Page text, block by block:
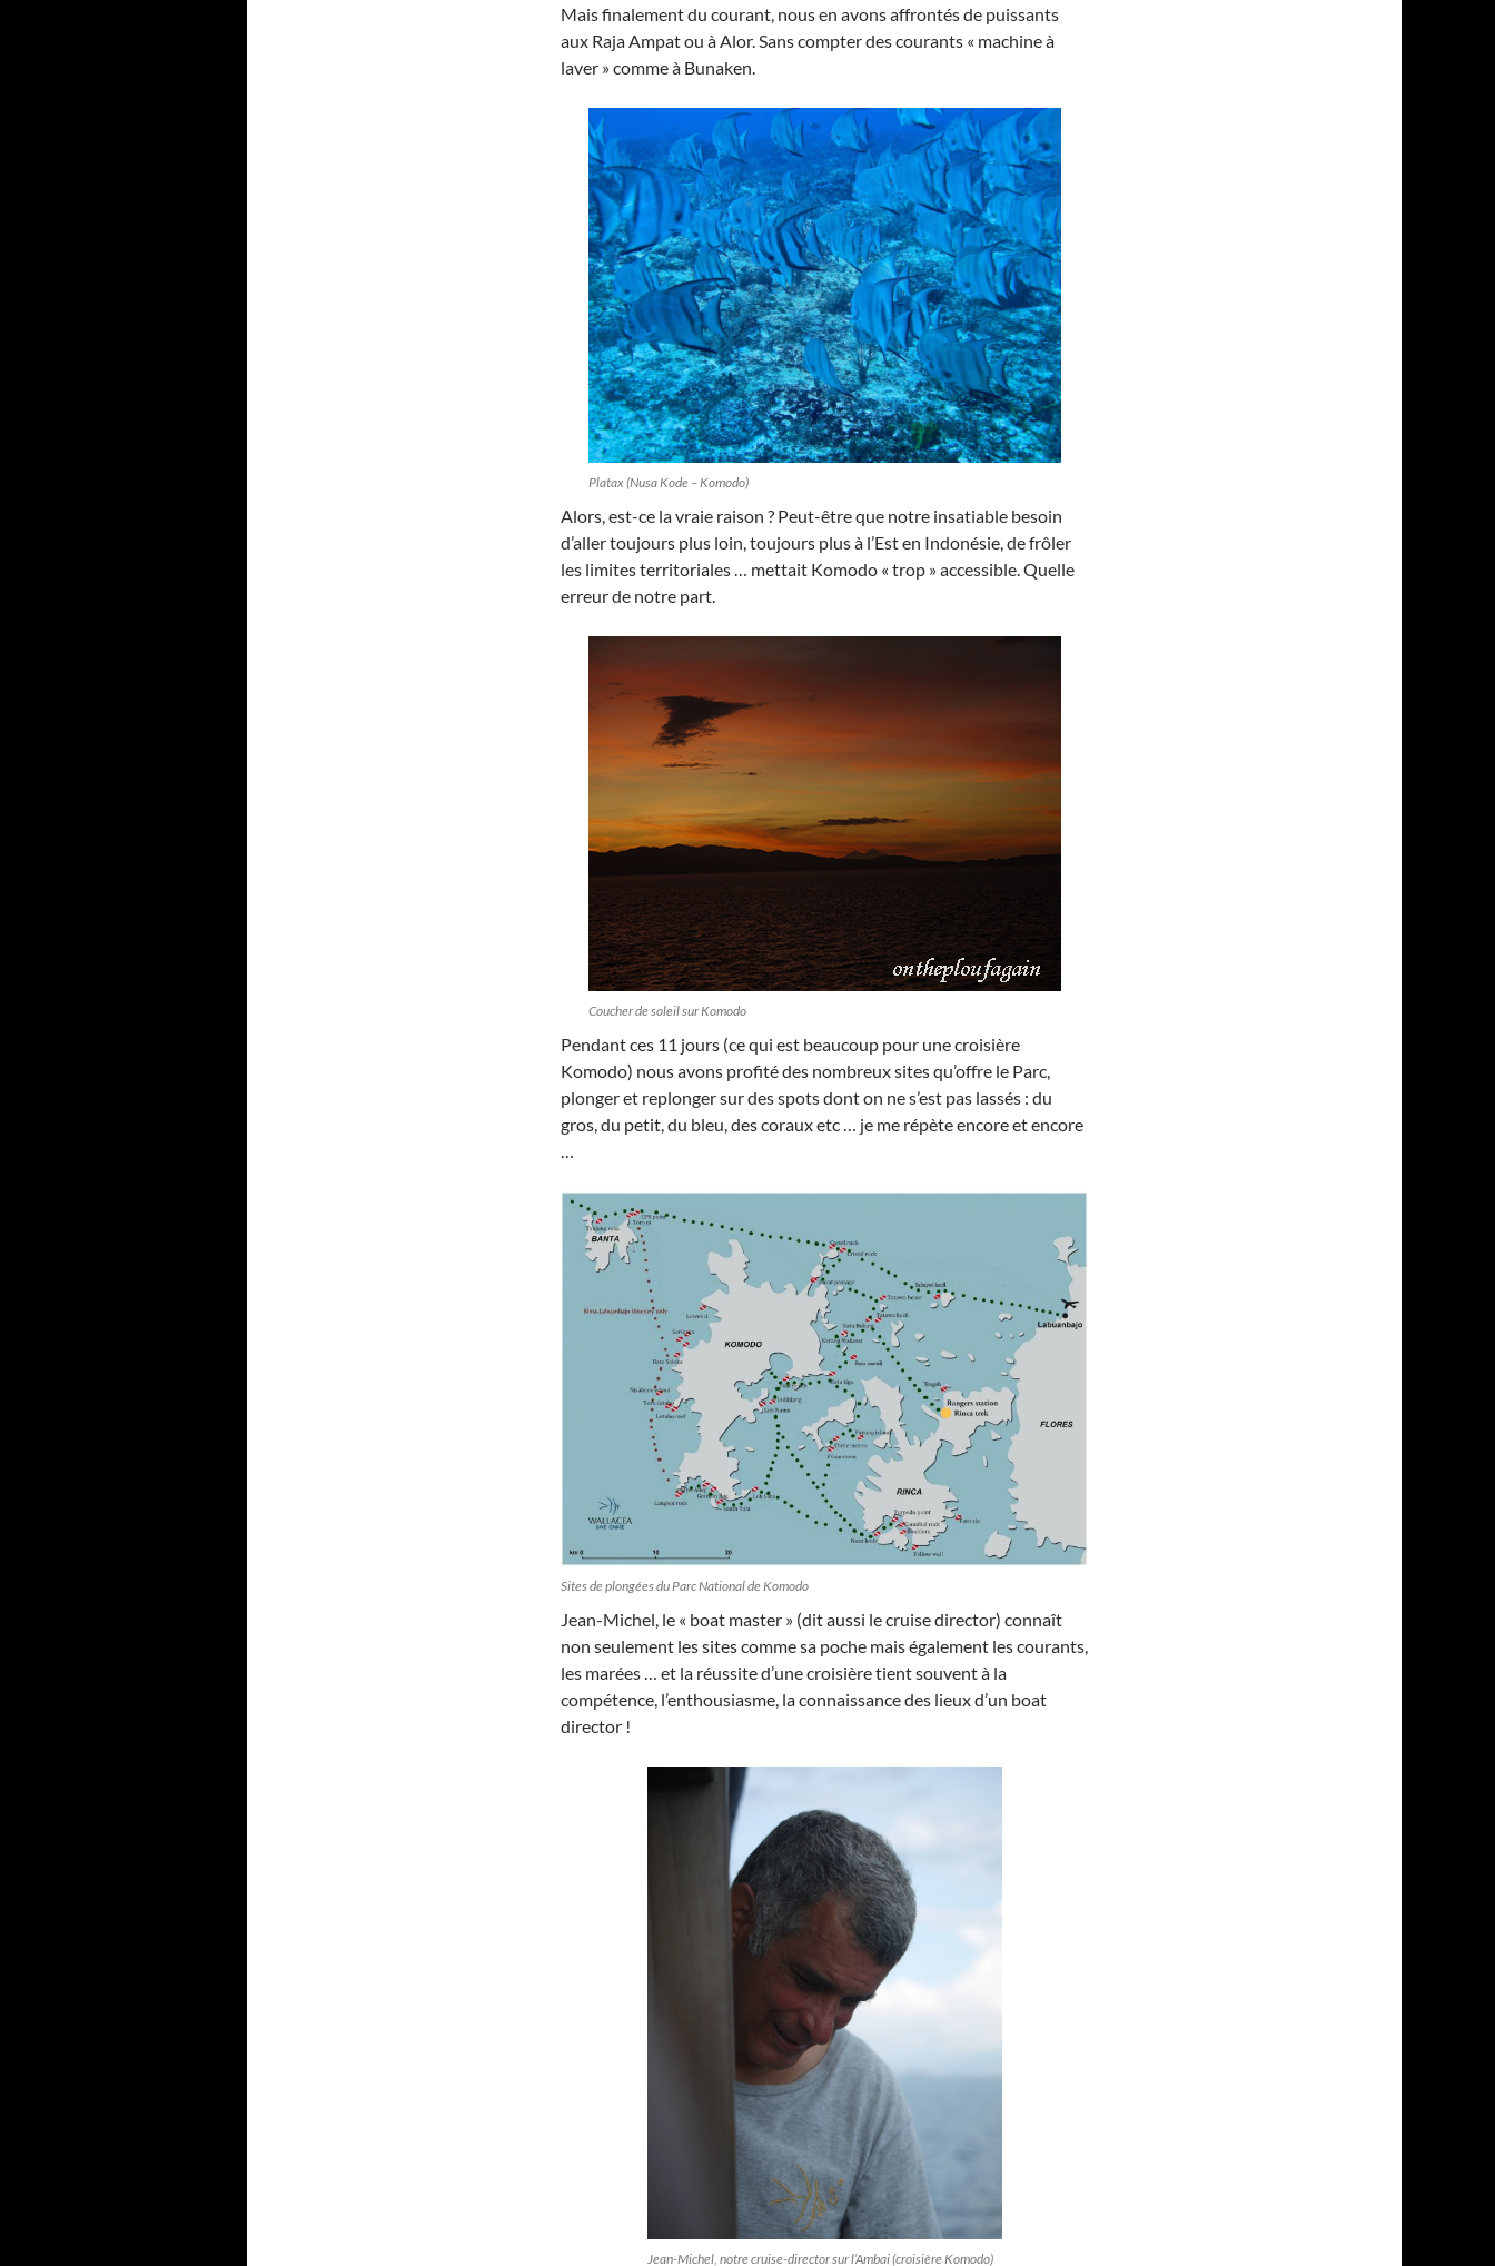
Mais finalement du courant, nous en avons affrontés de puissants
aux Raja Ampat ou à Alor. Sans compter des courants « machine à
laver » comme à Bunaken.
Platax (Nusa Kode – Komodo)
Alors, est-ce la vraie raison ? Peut-être que notre insatiable besoin
d’aller toujours plus loin, toujours plus à l’Est en Indonésie, de frôler
les limites territoriales … mettait Komodo « trop » accessible. Quelle
erreur de notre part.
Coucher de soleil sur Komodo
Pendant ces 11 jours (ce qui est beaucoup pour une croisière
Komodo) nous avons profité des nombreux sites qu’offre le Parc,
plonger et replonger sur des spots dont on ne s’est pas lassés : du
gros, du petit, du bleu, des coraux etc … je me répète encore et encore
Sites de plongées du Parc National de Komodo
Jean-Michel, le « boat master » (dit aussi le cruise director) connaît
non seulement les sites comme sa poche mais également les courants,
les marées … et la réussite d’une croisière tient souvent à la
compétence, l’enthousiasme, la connaissance des lieux d’un boat
director !
Jean-Michel, notre cruise-director sur l’Ambai (croisière Komodo)